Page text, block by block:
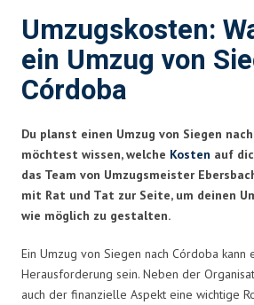
Umzugskosten:
ein Umzug von
Córdoba
Du planst einen Umzug von Siegen
möchtest wissen, welche Kosten auf
das Team von Umzugsmeister
mit Rat und Tat zur Seite, um deinen
wie möglich zu gestalten.
Ein Umzug von Siegen nach Córdoba kann
Herausforderung sein. Neben der
auch der finanzielle Aspekt eine wichtige